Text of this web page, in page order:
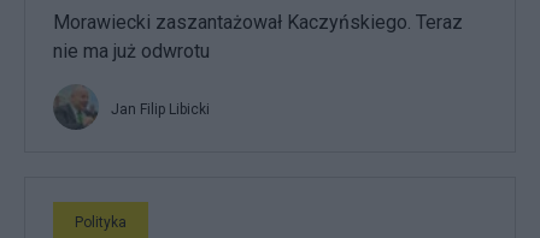
Morawiecki zaszantażował Kaczyńskiego. Teraz
nie ma już odwrotu
Jan Filip Libicki
Polityka